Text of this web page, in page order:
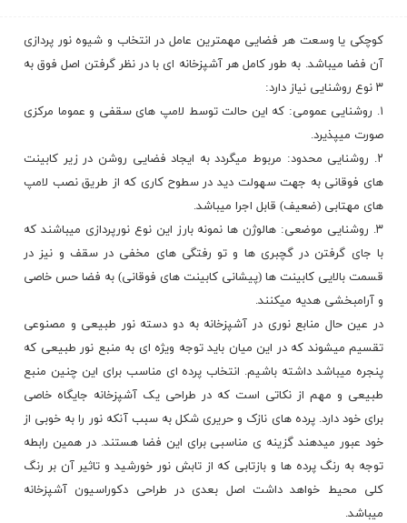
کوچکی یا وسعت هر فضایی مهمترین عامل در انتخاب و شیوه نور پردازی
آن فضا میباشد. به طور کامل هر آشپزخانه ای با در نظر گرفتن اصل فوق به
۳ نوع روشنایی نیاز دارد:
۱. روشنایی عمومی: که این حالت توسط لامپ های سقفی و عموما مرکزی
صورت میپذیرد.
۲. روشنایی محدود: مربوط میگردد به ایجاد فضایی روشن در زیر کابینت
های فوقانی به جهت سهولت دید در سطوح کاری که از طریق نصب لامپ
های مهتابی (ضعیف) قابل اجرا میباشد.
۳. روشنایی موضعی: هالوژن ها نمونه بارز این نوع نورپردازی میباشند که
با جای گرفتن در گچبری ها و تو رفتگی های مخفی در سقف و نیز در
قسمت بالایی کابینت ها (پیشانی کابینت های فوقانی) به فضا حس خاصی
و آرامبخشی هدیه میکنند.
در عین حال منابع نوری در آشپزخانه به دو دسته نور طبیعی و مصنوعی
تقسیم میشوند که در این میان باید توجه ویژه ای به منبع نور طبیعی که
پنجره میباشد داشته باشیم. انتخاب پرده ای مناسب برای این چنین منبع
طبیعی و مهم از نکاتی است که در طراحی یک آشپزخانه جایگاه خاصی
برای خود دارد. پرده های نازک و حریری شکل به سبب آنکه نور را به خوبی از
خود عبور میدهند گزینه ی مناسبی برای این فضا هستند. در همین رابطه
توجه به رنگ پرده ها و بازتابی که از تابش نور خورشید و تاثیر آن بر رنگ
کلی محیط خواهد داشت اصل بعدی در طراحی دکوراسیون آشپزخانه
میباشد.